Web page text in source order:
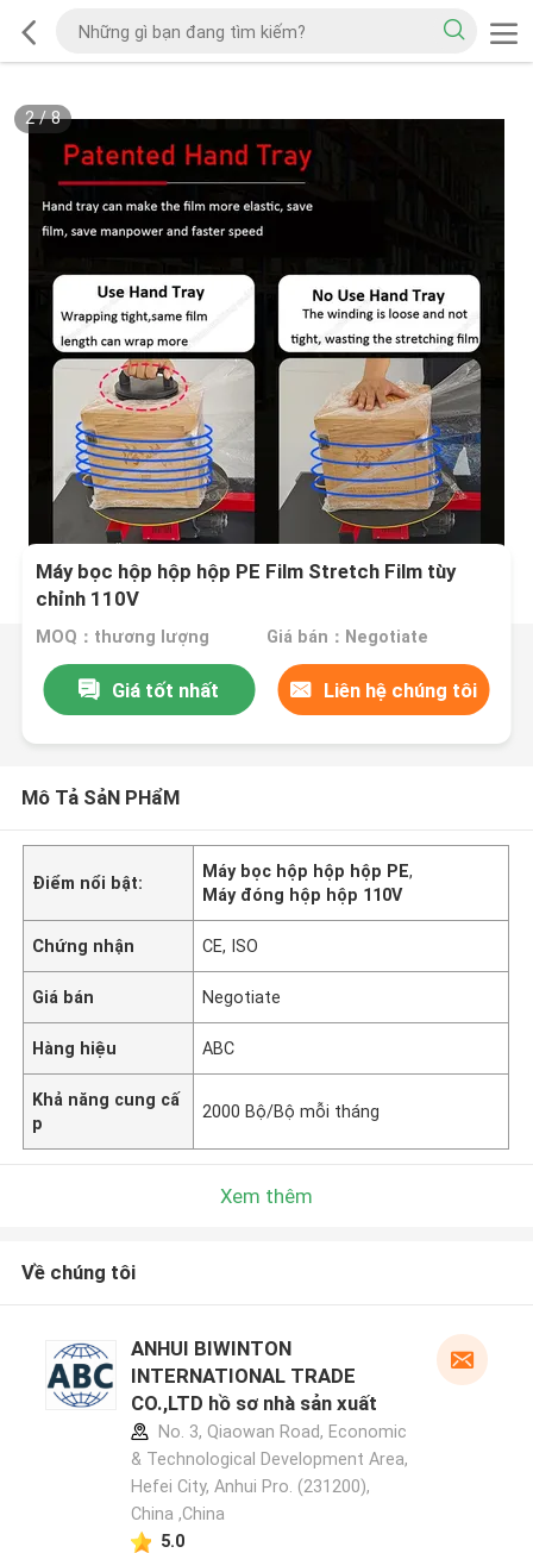
2/8
Máy bọc hộp hộp hộp PE Film Stretch Film tùy
chỉnh 110V
MOQ：thương lượng Giá bán：Negotiate
Giá tốt nhất Liên hệ chúng tôi
Mô Tả SảN PHẩM
Điểm nổi bật:
Máy bọc hộp hộp hộp PE,
Máy đóng hộp hộp 110V
Chứng nhận CE, ISO
Giá bán Negotiate
Hàng hiệu ABC
Khả năng cung cấ
p
2000 Bộ/Bộ mỗi tháng
Xem thêm
Về chúng tôi
ANHUI BIWINTON
INTERNATIONAL TRADE
CO.,LTD hồ sơ nhà sản xuất
No. 3, Qiaowan Road, Economic
& Technological Development Area,
Hefei City, Anhui Pro. (231200),
China ,China
5.0